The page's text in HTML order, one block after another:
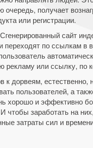
получает
или регистрации.
сайт
переходят по ссылкам в
рекламу или ссылку, по
к дорвеям, естественно,
пользователей, а
хорошо и эффективно
чтобы заработать на
затраты сил и